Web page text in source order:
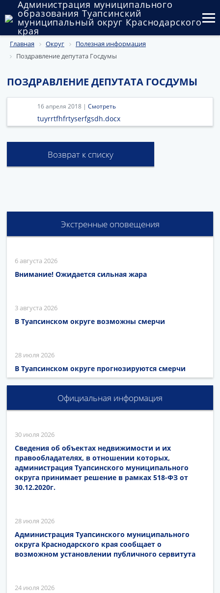
Администрация муниципального
образования Туапсинский
муниципальный округ Краснодарского
края
Округ
Муниципальные закупки
Государственный и муниципальный контроль
Публичные слушания и общественные обсуждения
Главная Округ
Полезная информация
Поздравление депутата Госдумы
ПОЗДРАВЛЕНИЕ ДЕПУТАТА ГОСДУМЫ
16 апреля 2018 | Смотреть
tuyrrtfhfrtyserfgsdh.docx
Возврат к списку
Экстренные оповещения
6 августа 2026
Внимание! Ожидается сильная жара
3 августа 2026
В Туапсинском округе возможны смерчи
28 июля 2026
В Туапсинском округе прогнозируются смерчи
Официальная информация
30 июля 2026
Сведения об объектах недвижимости и их
правообладателях, в отношении которых,
администрация Туапсинского муниципального
округа принимает решение в рамках 518-ФЗ от
30.12.2020г.
28 июля 2026
Администрация Туапсинского муниципального
округа Краснодарского края сообщает о
возможном установлении публичного сервитута
24 июля 2026